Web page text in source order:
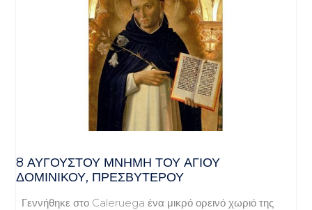
8 ΑΥΓΟΥΣΤΟΥ ΜΝΗΜΗ ΤΟΥ ΑΓΙΟΥ
ΔΟΜΙΝΙΚΟΥ, ΠΡΕΣΒΥΤΕΡΟΥ
Γεννήθηκε στο Caleruega ένα μικρό ορεινό χωριό της